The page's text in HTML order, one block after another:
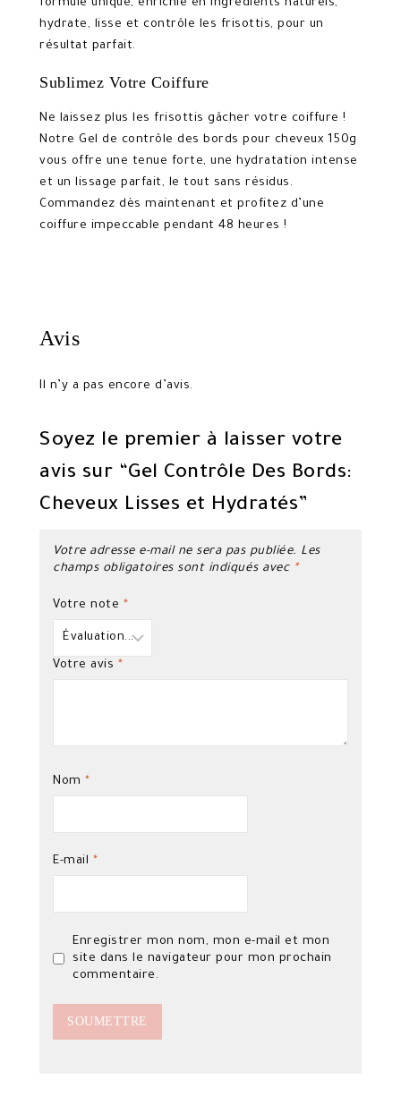
formule unique, enrichie en ingrédients naturels,
hydrate, lisse et contrôle les frisottis, pour un
résultat parfait.
Sublimez Votre Coiffure
Ne laissez plus les frisottis gâcher votre coiffure !
Notre Gel de contrôle des bords pour cheveux 150g
vous offre une tenue forte, une hydratation intense
et un lissage parfait, le tout sans résidus.
Commandez dès maintenant et profitez d’une
coiffure impeccable pendant 48 heures !
Avis
Il n’y a pas encore d’avis.
Soyez le premier à laisser votre
avis sur “Gel Contrôle Des Bords:
Cheveux Lisses et Hydratés”
Votre adresse e-mail ne sera pas publiée. Les
champs obligatoires sont indiqués avec *
Votre note *
Votre avis *
Nom *
E-mail *
Enregistrer mon nom, mon e-mail et mon
site dans le navigateur pour mon prochain
commentaire.